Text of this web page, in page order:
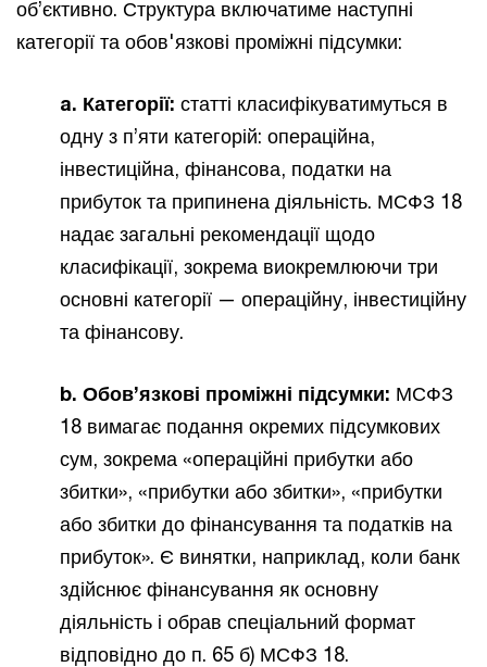
об’єктивно. Структура включатиме наступні
категорії та обов'язкові проміжні підсумки:
a. Категорії: статті класифікуватимуться в
одну з п’яти категорій: операційна,
інвестиційна, фінансова, податки на
прибуток та припинена діяльність. МСФЗ 18
надає загальні рекомендації щодо
класифікації, зокрема виокремлюючи три
основні категорії — операційну, інвестиційну
та фінансову.
b. Обов’язкові проміжні підсумки: МСФЗ
18 вимагає подання окремих підсумкових
сум, зокрема «операційні прибутки або
збитки», «прибутки або збитки», «прибутки
або збитки до фінансування та податків на
прибуток». Є винятки, наприклад, коли банк
здійснює фінансування як основну
діяльність і обрав спеціальний формат
відповідно до п. 65 б) МСФЗ 18.